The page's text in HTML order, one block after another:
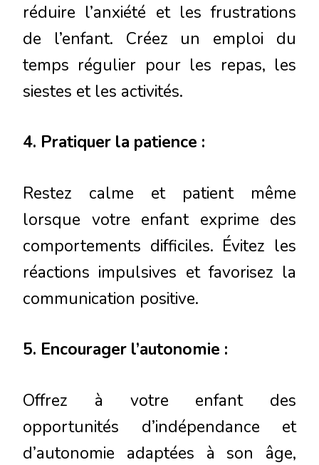
réduire l’anxiété et les frustrations
de l’enfant. Créez un emploi du
temps régulier pour les repas, les
siestes et les activités.
4. Pratiquer la patience :
Restez calme et patient même
lorsque votre enfant exprime des
comportements difficiles. Évitez les
réactions impulsives et favorisez la
communication positive.
5. Encourager l’autonomie :
Offrez à votre enfant des
opportunités d’indépendance et
d’autonomie adaptées à son âge,